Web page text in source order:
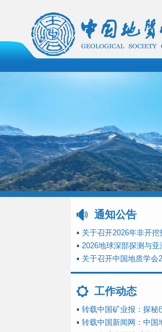
通知公告
▪ 关于召开2026年非开
▪ 2026地球深部探测与
▪ 关于召开中国地质学会
工作动态
▪ 转载中国矿业报：探秘
▪ 转载中国新闻网：中国